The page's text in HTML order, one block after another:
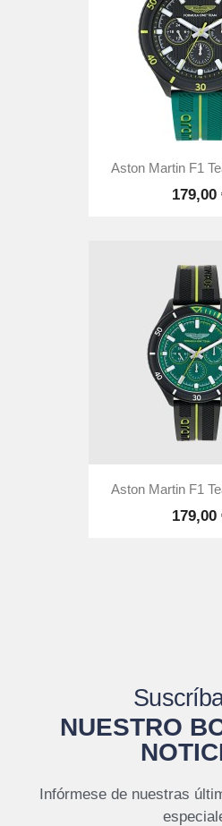
Aston Martin F1
179,00
Aston Martin F1
179,00
NUESTRO
Infórmese de nuestras